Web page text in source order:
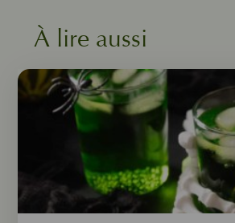
À lire aussi